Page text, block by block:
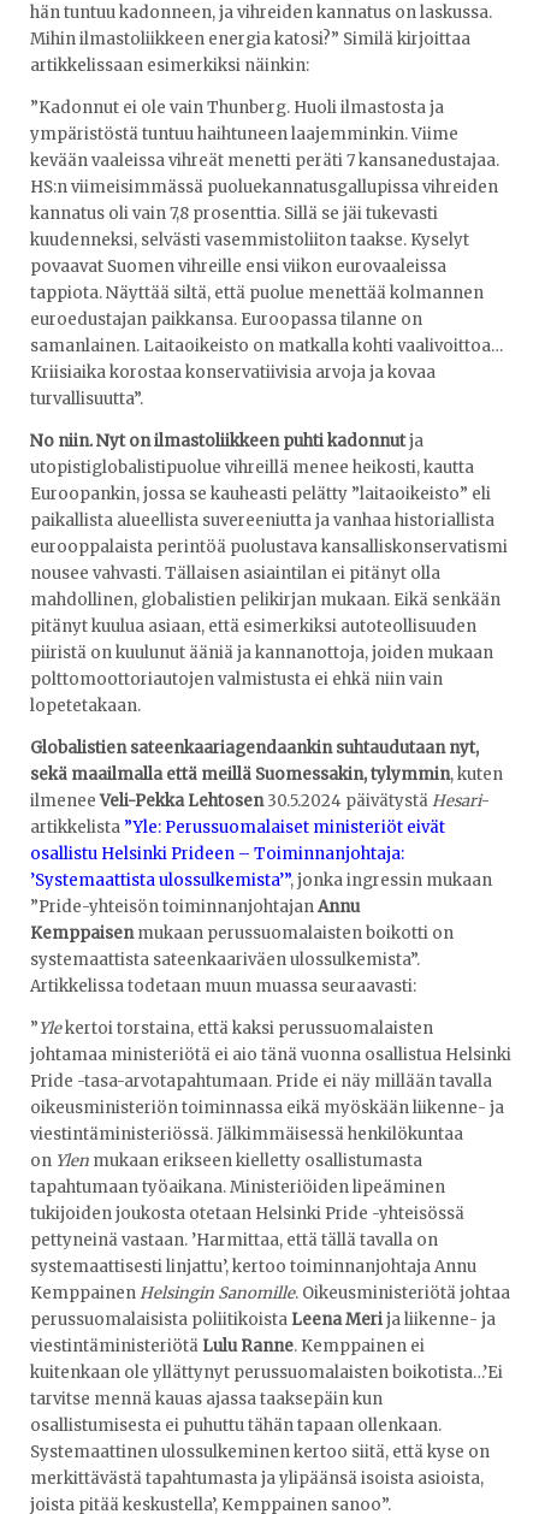
hän tuntuu kadonneen, ja vihreiden kannatus on laskussa.
Mihin ilmastoliikkeen energia katosi?” Similä kirjoittaa
artikkelissaan esimerkiksi näinkin:
”Kadonnut ei ole vain Thunberg. Huoli ilmastosta ja
ympäristöstä tuntuu haihtuneen laajemminkin. Viime
kevään vaaleissa vihreät menetti peräti 7 kansanedustajaa.
HS:n viimeisimmässä puoluekannatusgallupissa vihreiden
kannatus oli vain 7,8 prosenttia. Sillä se jäi tukevasti
kuudenneksi, selvästi vasemmistoliiton taakse. Kyselyt
povaavat Suomen vihreille ensi viikon eurovaaleissa
tappiota. Näyttää siltä, että puolue menettää kolmannen
euroedustajan paikkansa. Euroopassa tilanne on
samanlainen. Laitaoikeisto on matkalla kohti vaalivoittoa…
Kriisiaika korostaa konservatiivisia arvoja ja kovaa
turvallisuutta”.
No niin. Nyt on ilmastoliikkeen puhti kadonnutja
utopistiglobalistipuolue vihreillä menee heikosti, kautta
Euroopankin, jossa se kauheasti pelätty ”laitaoikeisto” eli
paikallista alueellista suvereeniutta ja vanhaa historiallista
eurooppalaista perintöä puolustava kansalliskonservatismi
nousee vahvasti. Tällaisen asiaintilan ei pitänyt olla
mahdollinen, globalistien pelikirjan mukaan. Eikä senkään
pitänyt kuulua asiaan, että esimerkiksi autoteollisuuden
piiristä on kuulunut ääniä ja kannanottoja, joiden mukaan
polttomoottoriautojen valmistusta ei ehkä niin vain
lopetetakaan.
Globalistien sateenkaariagendaankin suhtaudutaan nyt,
sekä maailmalla että meillä Suomessakin, tylymmin, kuten
ilmeneeVeli-Pekka Lehtosen30.5.2024 päivätystäHesari-
artikkelista ”Yle: Perussuomalaiset ministeriöt eivät
osallistu Helsinki Prideen – Toiminnanjohtaja:
’Systemaattista ulossulkemista’”, jonka ingressin mukaan
”Pride-yhteisön toiminnanjohtajanAnnu
Kemppaisenmukaan perussuomalaisten boikotti on
systemaattista sateenkaariväen ulossulkemista”.
Artikkelissa todetaan muun muassa seuraavasti:
”Ylekertoi torstaina, että kaksi perussuomalaisten
johtamaa ministeriötä ei aio tänä vuonna osallistua Helsinki
Pride -tasa-arvotapahtumaan. Pride ei näy millään tavalla
oikeusministeriön toiminnassa eikä myöskään liikenne- ja
viestintäministeriössä. Jälkimmäisessä henkilökuntaa
on Ylen mukaan erikseen kielletty osallistumasta
tapahtumaan työaikana. Ministeriöiden lipeäminen
tukijoiden joukosta otetaan Helsinki Pride -yhteisössä
pettyneinä vastaan. ’Harmittaa, että tällä tavalla on
systemaattisesti linjattu’, kertoo toiminnanjohtaja Annu
KemppainenHelsingin Sanomille. Oikeusministeriötä johtaa
perussuomalaisista poliitikoista Leena Merija liikenne- ja
viestintäministeriötä Lulu Ranne. Kemppainen ei
kuitenkaan ole yllättynyt perussuomalaisten boikotista…’Ei
tarvitse mennä kauas ajassa taaksepäin kun
osallistumisesta ei puhuttu tähän tapaan ollenkaan.
Systemaattinen ulossulkeminen kertoo siitä, että kyse on
merkittävästä tapahtumasta ja ylipäänsä isoista asioista,
joista pitää keskustella’, Kemppainen sanoo”.